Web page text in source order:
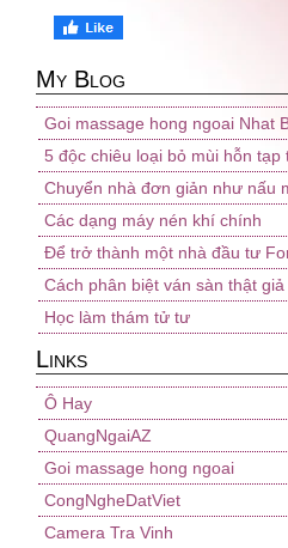
My Blog
Goi massage hong ngoai Nhat
5 độc chiêu loại bỏ mùi hỗn tạp
Chuyển nhà đơn giản như nấu
Các dạng máy nén khí chính
Để trở thành một nhà đầu tư
Cách phân biệt ván sàn thật giả
Học làm thám tử tư
Links
Ô Hay
QuangNgaiAZ
Goi massage hong ngoai
CongNgheDatViet
Camera Tra Vinh